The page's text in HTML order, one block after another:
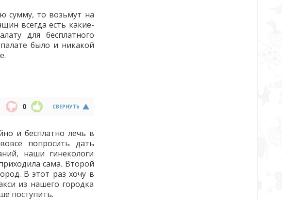
сумму, то возьмут на
всегда есть какие-
для бесплатного
было и никакой
СВЕРНУТЬ
0
и бесплатно лечь в
попросить дать
наши гинекологи
сама. Второй
В этот раз хочу в
из нашего городка
поступить.